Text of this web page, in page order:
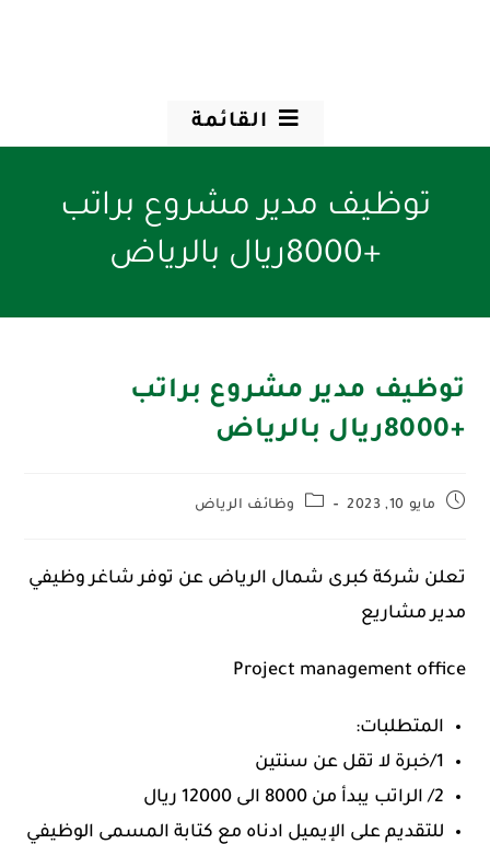
القائمة
توظيف مدير مشروع براتب
+8000ريال بالرياض
توظيف مدير مشروع براتب
+8000ريال بالرياض
مايو 10, 2023 وظائف الرياض
تعلن شركة كبرى شمال الرياض عن توفر شاغر وظيفي
مدير مشاريع
Project management office
المتطلبات:
1/خبرة لا تقل عن سنتين
2/ الراتب يبدأ من 8000 الى 12000 ريال
للتقديم على الإيميل ادناه مع كتابة المسمى الوظيفي